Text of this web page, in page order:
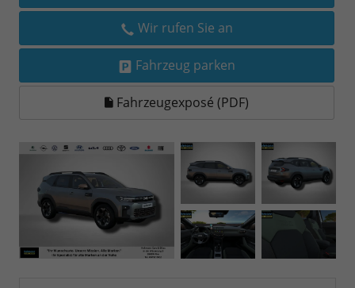
Wir rufen Sie an
Fahrzeug parken
Fahrzeugexposé (PDF)